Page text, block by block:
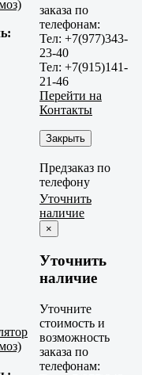
заказа по
телефонам:
Тел: +7(977)343-
23-40
Тел: +7(915)141-
21-46
Перейти на
Контакты
Закрыть
Предзаказ по
телефону
Уточнить
наличие
×
Уточнить
наличие
Уточните
стоимость и
возможность
заказа по
телефонам: